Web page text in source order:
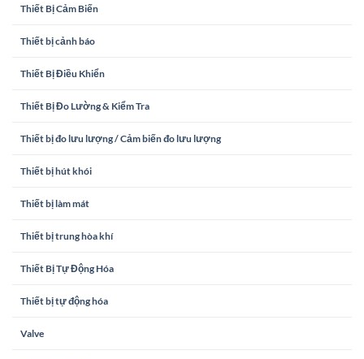
Thiết Bị Cảm Biến
Thiết bị cảnh báo
Thiết Bị Điều Khiển
Thiết Bị Đo Lường & Kiểm Tra
Thiết bị đo lưu lượng / Cảm biến đo lưu lượng
Thiết bị hút khói
Thiết bị làm mát
Thiết bị trung hòa khí
Thiết Bị Tự Động Hóa
Thiết bị tự động hóa
Valve